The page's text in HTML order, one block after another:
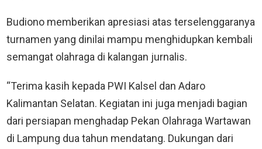
Budiono memberikan apresiasi atas terselenggaranya
turnamen yang dinilai mampu menghidupkan kembali
semangat olahraga di kalangan jurnalis.
“Terima kasih kepada PWI Kalsel dan Adaro
Kalimantan Selatan. Kegiatan ini juga menjadi bagian
dari persiapan menghadap Pekan Olahraga Wartawan
di Lampung dua tahun mendatang. Dukungan dari